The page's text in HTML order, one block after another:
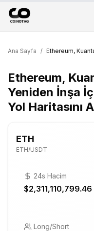
Ana Sayfa /
Ethereum,
Yeniden İnşa
Yol Haritasını
ETH
ETH/USDT
24s Hacim
$2,311,110,799.46
Long/Short